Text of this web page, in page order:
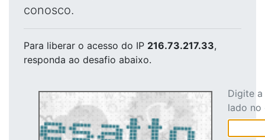
conosco.
Para liberar o acesso do IP 216.73.217.33,
responda ao desafio abaixo.
Digite
lado no